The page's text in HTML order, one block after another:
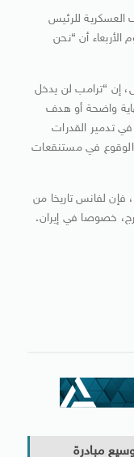
العسكرية للرئيس
الأربعاء أن “نحن
“فوكس نيوز”، في 2 مارس، إن “ترامب لن يدخل
واضحة أو هدف
تدمير القدرات
الوقوع في مستنقعات
فإن لفانس تاريخا من
خصوصا في إيران.
مبادرة